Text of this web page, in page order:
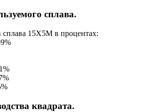
сплава.
сплава 15Х5М в процентах:
квадрата.